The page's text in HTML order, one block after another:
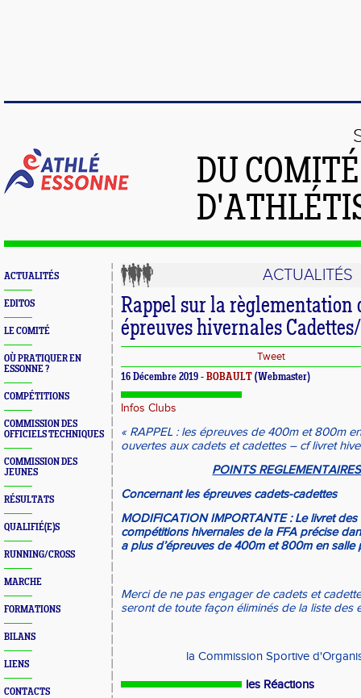
DU
ACTUALITÉS
EDITOS
LE COMITÉ
OÙ PRATIQUER EN
ESSONNE ?
COMPÉTITIONS
COMMISSION DES
OFFICIELS TECHNIQUES
COMMISSION DES
JEUNES
RÉSULTATS
QUALIFIÉ(E)S
RUNNING/CROSS
MARCHE
FORMATIONS
BILANS
LIENS
CONTACTS
ACTUALITÉS
Rappel sur la règlementation
épreuves hivernales
Tweet
16 Décembre 2019 - BOBAULT (Webmaster)
Infos Clubs
« RAPPEL : les épreuves de 400m et 800m
ouvertes aux cadets et cadettes – cf livret
POINTS
Concernant les épreuves cadets-cadettes
MODIFICATION IMPORTANTE : Le livret
compétitions hivernales de la FFA précise
a plus d’épreuves de 400m et 800m en
Merci de ne pas engager de cadets et
seront de toute façon éliminés de la liste des
la Commission Sportive
les Réactions